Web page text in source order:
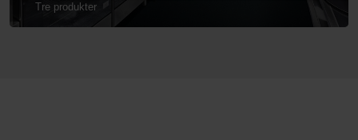
Tre produkter